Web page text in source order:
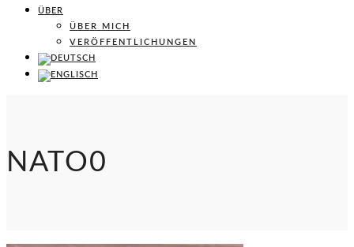
ÜBER
ÜBER MICH
VERÖFFENTLICHUNGEN
NATO0